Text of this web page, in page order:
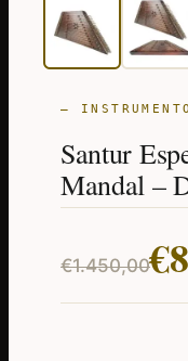
—
Santur
Mandal –
€1.450,00
precio
€
precio